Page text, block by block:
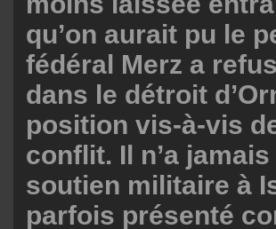
qu’on aurait pu le
fédéral Merz a
dans le détroit
position vis-à-vis
conflit. Il n’a
soutien militaire à
parfois présenté